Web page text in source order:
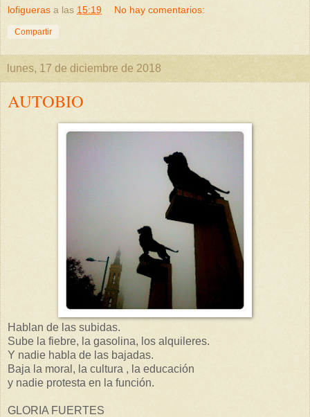
lofigueras a las 15:19 No hay comentarios:
Compartir
lunes, 17 de diciembre de 2018
AUTOBIO
Hablan de las subidas.
Sube la fiebre, la gasolina, los alquileres.
Y nadie habla de las bajadas.
Baja la moral, la cultura , la educación
y nadie protesta en la función.
GLORIA FUERTES